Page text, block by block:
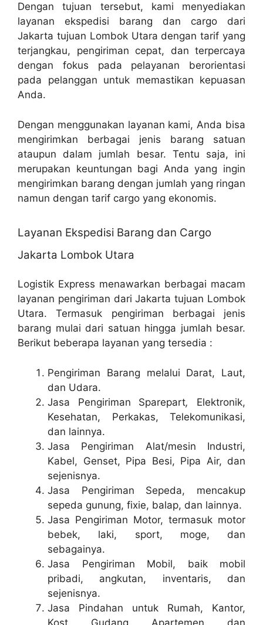
Dengan tujuan tersebut, kami menyediakan
layanan ekspedisi barang dan cargo dari
Jakarta tujuan Lombok Utara dengan tarif yang
terjangkau, pengiriman cepat, dan terpercaya
dengan fokus pada pelayanan berorientasi
pada pelanggan untuk memastikan kepuasan
Anda.
Dengan menggunakan layanan kami, Anda bisa
mengirimkan berbagai jenis barang satuan
ataupun dalam jumlah besar. Tentu saja, ini
merupakan keuntungan bagi Anda yang ingin
mengirimkan barang dengan jumlah yang ringan
namun dengan tarif cargo yang ekonomis.
Layanan Ekspedisi Barang dan Cargo
Jakarta Lombok Utara
Logistik Express menawarkan berbagai macam
layanan pengiriman dari Jakarta tujuan Lombok
Utara. Termasuk pengiriman berbagai jenis
barang mulai dari satuan hingga jumlah besar.
Berikut beberapa layanan yang tersedia :
Pengiriman Barang melalui Darat, Laut,
dan Udara.
Jasa Pengiriman Sparepart,
Elektronik,
Kesehatan, Perkakas, Telekomunikasi,
dan lainnya.
Jasa Pengiriman Alat/mesin Industri,
Kabel, Genset, Pipa Besi, Pipa Air, dan
sejenisnya.
Jasa Pengiriman Sepeda, mencakup
sepeda gunung, fixie, balap, dan lainnya.
Jasa Pengiriman Motor, termasuk motor
bebek, laki, sport, moge, dan
sebagainya.
Jasa Pengiriman Mobil, baik mobil
pribadi, angkutan, inventaris, dan
sejenisnya.
Jasa Pindahan untuk Rumah, Kantor,
Kost, Gudang, Apartemen, dan